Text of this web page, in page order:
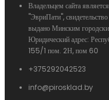
Владельцем сайта
"ЭвриПати",
выдано Минским
Юридический адрес:
155/1 пом. 2Н, пом 60
+375292042523
info@pirosklad.by